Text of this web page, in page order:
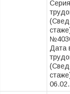
Дата